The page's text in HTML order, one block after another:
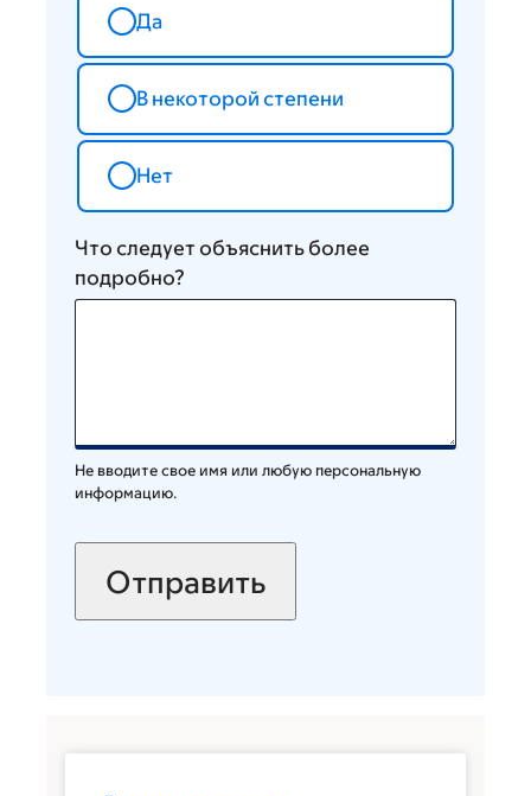
Да
В некоторой степени
Нет
Что следует объяснить более
подробно?
Не вводите свое имя или любую персональную
информацию.